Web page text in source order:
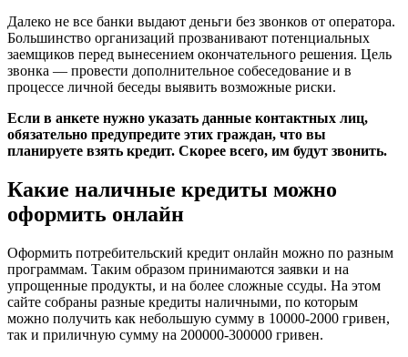
Далеко не все банки выдают деньги без звонков от оператора.
Большинство организаций прозванивают потенциальных
заемщиков перед вынесением окончательного решения. Цель
звонка — провести дополнительное собеседование и в
процессе личной беседы выявить возможные риски.
Если в анкете нужно указать данные контактных лиц,
обязательно предупредите этих граждан, что вы
планируете взять кредит. Скорее всего, им будут звонить.
Какие наличные кредиты можно
оформить онлайн
Оформить потребительский кредит онлайн можно по разным
программам. Таким образом принимаются заявки и на
упрощенные продукты, и на более сложные ссуды. На этом
сайте собраны разные кредиты наличными, по которым
можно получить как небольшую сумму в 10000-2000 гривен,
так и приличную сумму на 200000-300000 гривен.